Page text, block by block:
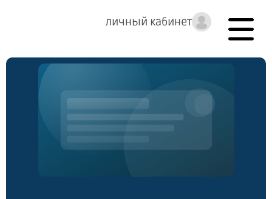
личный кабинет